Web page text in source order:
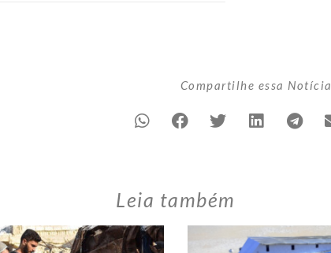
Compartilhe essa Notícia
Leia também